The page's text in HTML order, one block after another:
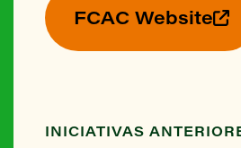
FCAC Website
INICIATIVAS